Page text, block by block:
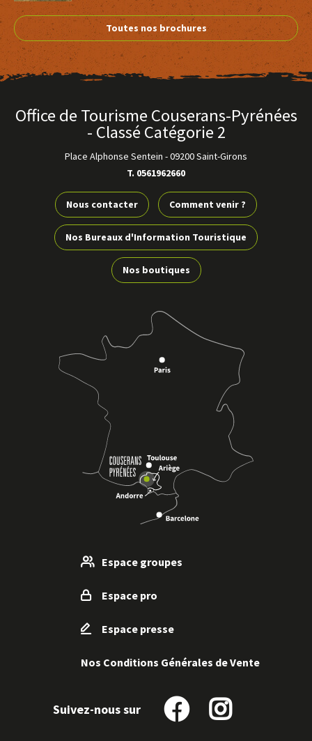
PDFCalaméo
Toutes nos brochures
Office de Tourisme Couserans-Pyrénées
- Classé Catégorie 2
Place Alphonse Sentein -09200 Saint-Girons
T. 0561962660
Nous contacter Comment venir ?
Nos Bureaux d'Information Touristique
Nos boutiques
Espace groupes
Espace pro
Espace presse
Nos Conditions Générales de Vente
Suivez-nous sur
Suivez-
Suivez-